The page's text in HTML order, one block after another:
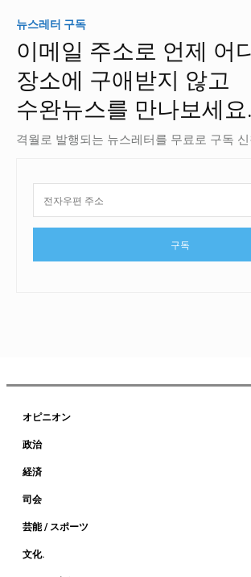
뉴스레터 구독
이메일 주소로 언제 어
장소에 구애받지 않고
수완뉴스를 만나보세요.
격월로 발행되는 뉴스레터를 무료로 구독
구독
オピニオン
政治
経済
司会
芸能 / スポーツ
文化.